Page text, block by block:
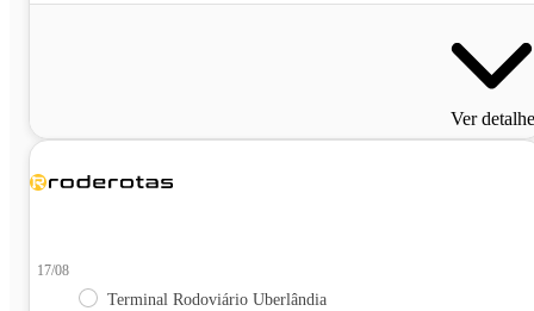
Ver
17/08
Terminal Rodoviário Uberlândia